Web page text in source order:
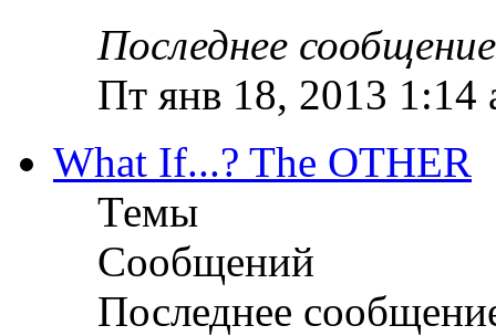
Последнее сообщение
Пт янв 18, 2013 1:14
What If...? The OTHER
Темы
Сообщений
Последнее